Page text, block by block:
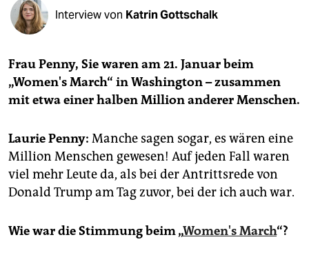
fragen & hilfe
abo
genossenschaft
Interview von Katrin Gottschalk
Frau Penny, Sie waren am 21. Januar beim
„Women's March“ in Washington – zusammen
mit etwa einer halben Million anderer Menschen.
Laurie Penny: Manche sagen sogar, es wären eine
Million Menschen gewesen! Auf jeden Fall waren
viel mehr Leute da, als bei der Antrittsrede von
Donald Trump am Tag zuvor, bei der ich auch war.
Wie war die Stimmung beim „Women's March“?